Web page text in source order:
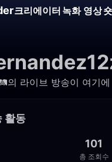
크리에이터 녹화 영상
라이브 방송이 여기에
활동
101
총 조회수